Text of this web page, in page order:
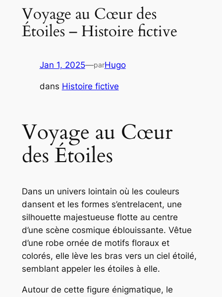
Voyage au Cœur des
Étoiles – Histoire fictive
Jan 1, 2025—parHugo
dans Histoire fictive
Voyage au Cœur
des Étoiles
Dans un univers lointain où les couleurs
dansent et les formes s’entrelacent, une
silhouette majestueuse flotte au centre
d’une scène cosmique éblouissante. Vêtue
d’une robe ornée de motifs floraux et
colorés, elle lève les bras vers un ciel étoilé,
semblant appeler les étoiles à elle.
Autour de cette figure énigmatique, le